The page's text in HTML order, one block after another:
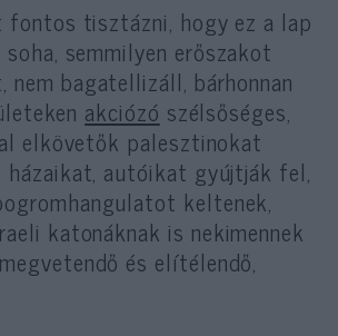
fontos tisztázni, hogy ez a lap
semmilyen erőszakot
nem bagatellizáll, bárhonnan
akciózó szélsőséges,
elkövetők palesztinokat
házaikat, autóikat gyújtják fel,
keltenek,
katonáknak is nekimennek
és elítélendő,